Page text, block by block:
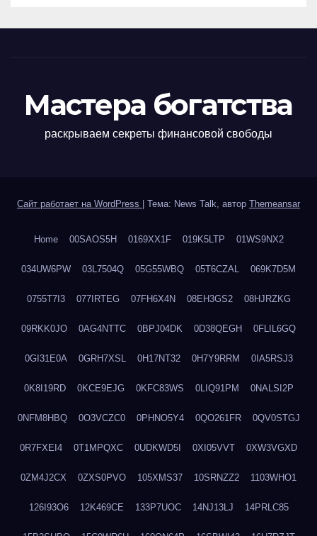
Мастера богатства
раскрываем секреты финансовой свободы
Сайт работает на WordPress Тема: News Talk, автор Themeansar
Home 00SAOS5H 0169XX1F 019K5LTP 01WS9NX2
034UW6PW 03L7504Q 05G55WBQ 05T6CZAL 069K7D5M
0755T7I3 077IRTEG 07FH6X4N 08EH3GS2 08HJRZKG
09RKK0JO 0AG4NTTC 0BPJ04DK 0D38QEGH 0FLIL6GQ
0GI31E0A 0GRH7XSL 0H17NT32 0H7Y9RRM 0IA5RSJ3
0K8I19RD 0KCE9EJG 0KFC83WS 0LIQ91PM 0NALSI2P
0NFM8HBQ 0O3VCZC0 0PHNO5Y4 0QO261FR 0QV0STGJ
0R7FXEI4 0T1MPQXC 0UDKWD5I 0XI05VVT 0XW3VGXD
0ZM4J2CX 0ZXS0PVO 105XMS37 10SRNZZ2 1103WHO1
126I93O6 12K469CE 133P7UOC 14NJ13LJ 14PRLC85